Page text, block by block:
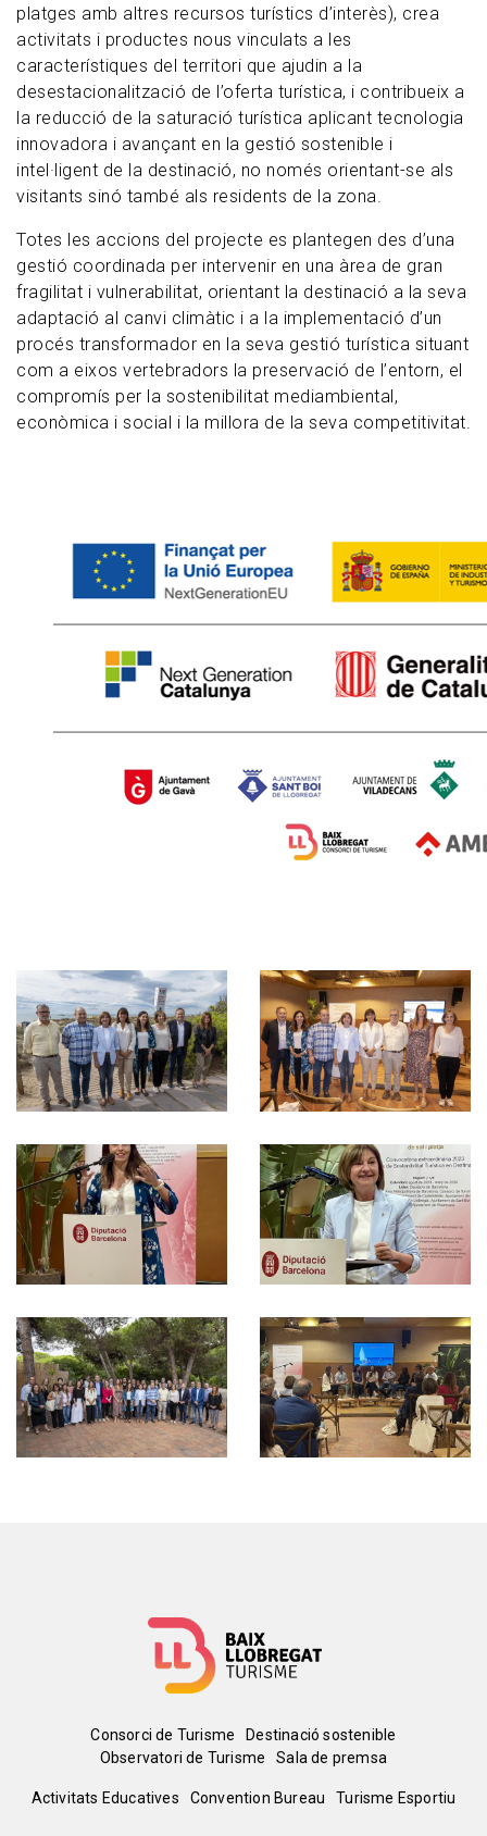
platges amb altres recursos turístics d’interès), crea
activitats i productes nous vinculats a les
característiques del territori que ajudin a la
desestacionalització de l’oferta turística, i contribueix a
la reducció de la saturació turística aplicant tecnologia
innovadora i avançant en la gestió sostenible i
intel·ligent de la destinació, no només orientant-se als
visitants sinó també als residents de la zona.
Totes les accions del projecte es plantegen des d’una
gestió coordinada per intervenir en una àrea de gran
fragilitat i vulnerabilitat, orientant la destinació a la seva
adaptació al canvi climàtic i a la implementació d’un
procés transformador en la seva gestió turística situant
com a eixos vertebradors la preservació de l’entorn, el
compromís per la sostenibilitat mediambiental,
econòmica i social i la millora de la seva competitivitat.
Menú
del
Consorci de Turisme
Destinació sostenible
Observatori de Turisme
Sala de premsa
Peu
Activitats Educatives Convention Bureau Turisme Esportiu